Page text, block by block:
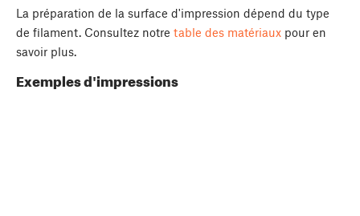
La préparation de la surface d'impression dépend du type
de filament. Consultez notre table des matériaux pour en
savoir plus.
Exemples d'impressions